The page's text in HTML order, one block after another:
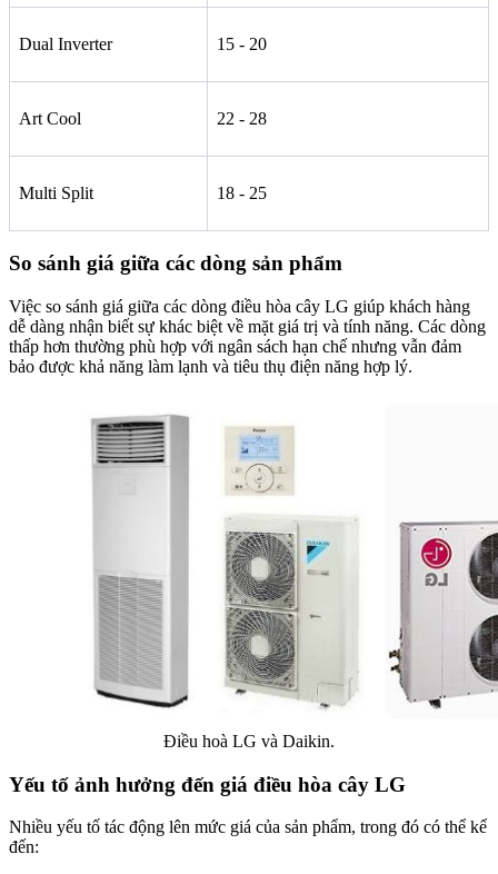
Dual Inverter 15 - 20
Art Cool 22 - 28
Multi Split 18 - 25
So sánh giá giữa các dòng sản phẩm
Việc so sánh giá giữa các dòng điều hòa cây LG giúp khách hàng
dễ dàng nhận biết sự khác biệt về mặt giá trị và tính năng. Các dòng
thấp hơn thường phù hợp với ngân sách hạn chế nhưng vẫn đảm
bảo được khả năng làm lạnh và tiêu thụ điện năng hợp lý.
Điều hoà LG và Daikin.
Yếu tố ảnh hưởng đến giá điều hòa cây LG
Nhiều yếu tố tác động lên mức giá của sản phẩm, trong đó có thể kể
đến: